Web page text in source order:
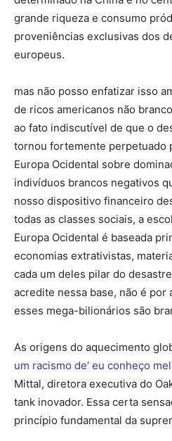
grande riqueza e consumo
proveniências exclusivas dos
europeus.
mas não posso enfatizar isso
de ricos americanos não
ao fato indiscutível de que o
tornou fortemente perpetuado
Europa Ocidental sobre
indivíduos brancos negativos
nosso dispositivo financeiro
todas as classes sociais, a
Europa Ocidental é baseada
economias extrativistas,
cada um deles pilar do
acredite nessa base, não é por
esses mega-bilionários são
As origens do aquecimento
um racismo de‘ eu conheço
Mittal, diretora executiva do
tank inovador. Essa certa
princípio fundamental da